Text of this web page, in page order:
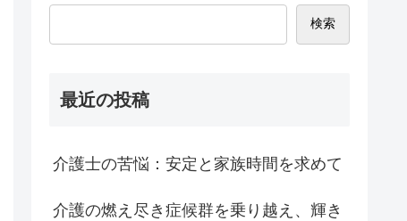
検索
最近の投稿
介護士の苦悩：安定と家族時間を求めて
介護の燃え尽き症候群を乗り越え、輝き